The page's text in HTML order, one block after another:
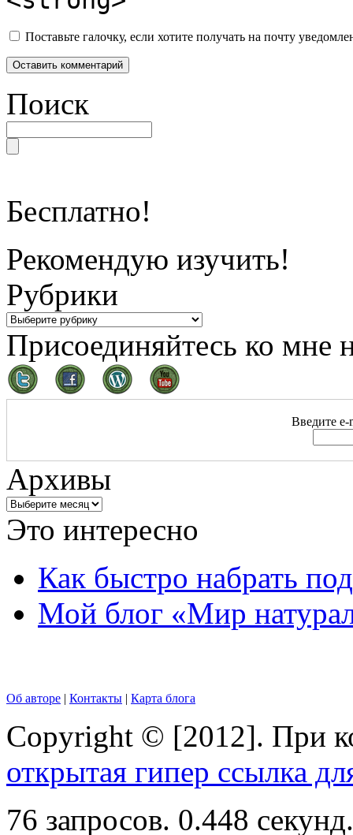
Поставьте галочку, если хотите получать на почту
Поиск
Бесплатно!
Рекомендую изучить!
Рубрики
Присоединяйтесь ко мне
Введите e-
Архивы
Это интересно
Как быстро набрать
Мой блог «Мир
Об авторе | Контакты | Карта блога
Copyright © [2012]. При
открытая гипер ссылка
76 запросов. 0.448 секунд.